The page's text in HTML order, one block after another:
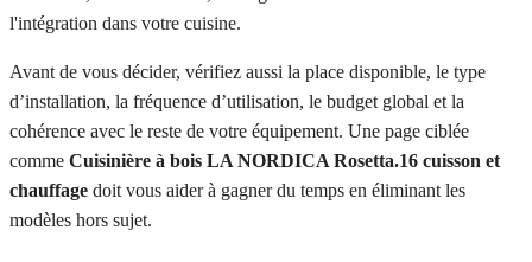
l'intégration dans votre cuisine.
Avant de vous décider, vérifiez aussi la place disponible, le type
d’installation, la fréquence d’utilisation, le budget global et la
cohérence avec le reste de votre équipement. Une page ciblée
comme Cuisinière à bois LA NORDICA Rosetta.16 cuisson et
chauffage doit vous aider à gagner du temps en éliminant les
modèles hors sujet.